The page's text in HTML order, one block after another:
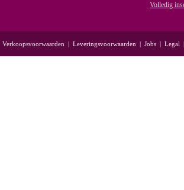
Volledig
Verkoopsvoorwaarden | Leveringsvoorwaarden | Jobs | Legal